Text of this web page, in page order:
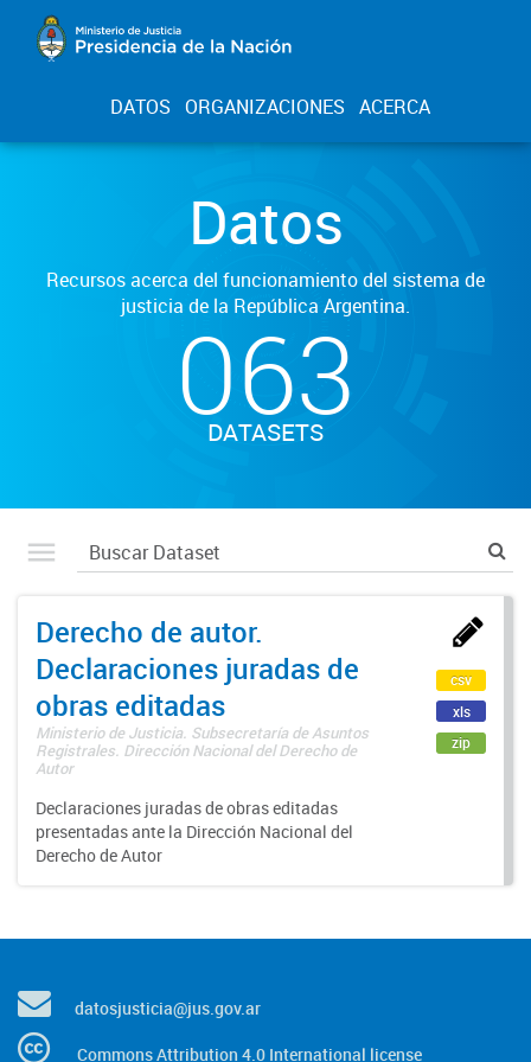
DATOS ORGANIZACIONES ACERCA
Datos
Recursos acerca del funcionamiento del sistema de
justicia de la República Argentina.
063
DATASETS
Derecho de autor.
Declaraciones juradas de
obras editadas
Ministerio de Justicia. Subsecretaría de Asuntos
Registrales. Dirección Nacional del Derecho de
Autor
Declaraciones juradas de obras editadas
presentadas ante la Dirección Nacional del
Derecho de Autor
csv
xls
zip
datosjusticia@jus.gov.ar
Commons Attribution 4.0 International license